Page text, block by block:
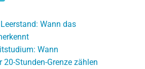
Wann das
Wann
20-Stunden-Grenze zählen